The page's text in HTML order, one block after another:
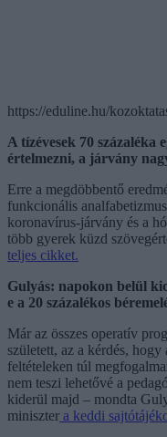
https://eduline.hu/
A tízévesek 70 százaléka
értelmezni, a járvány
Erre a megdöbbentő
funkcionális
koronavírus-járvány és a
több gyerek küzd
teljes cikket.
Gulyás: napokon belül
e a 20 százalékos
Már az összes operatív
született, az a kérdés,
feltételeken túl
nem teszi lehetővé a
kiderül majd – mondta
miniszter a keddi